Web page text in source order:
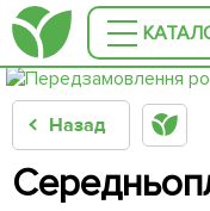
Назад